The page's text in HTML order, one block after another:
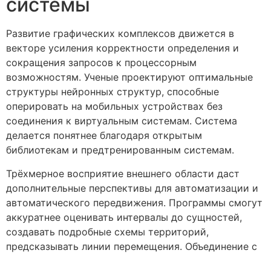
Развитие графических комплексов движется в
векторе усиления корректности определения и
сокращения запросов к процессорным
возможностям. Ученые проектируют оптимальные
структуры нейронных структур, способные
оперировать на мобильных устройствах без
соединения к виртуальным системам. Система
делается понятнее благодаря открытым
библиотекам и предтренированным системам.
Трёхмерное восприятие внешнего области даст
дополнительные перспективы для автоматизации и
автоматического передвижения. Программы смогут
аккуратнее оценивать интервалы до сущностей,
создавать подробные схемы территорий,
предсказывать линии перемещения. Объединение с